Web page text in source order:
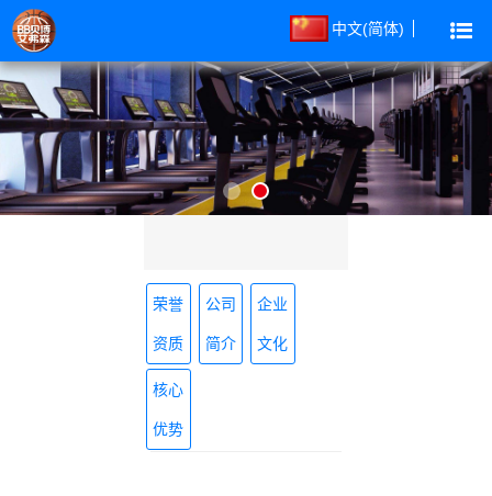
中文(简体)
荣誉
资质
公司
简介
企业
文化
核心
优势